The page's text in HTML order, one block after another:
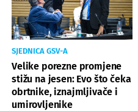
SJEDNICA GSV-A
Velike porezne promjene
stižu na jesen: Evo što čeka
obrtnike, iznajmljivače i
umirovljenike